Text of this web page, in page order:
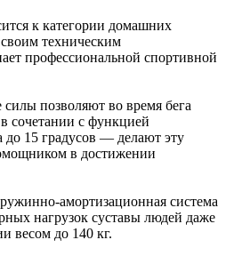
к категории домашних
техническим
профессиональной спортивной
позволяют во время бега
сочетании с функцией
до 15 градусов — делают эту
в достижении
амортизационная система
нагрузок суставы людей даже
весом до 140 кг.